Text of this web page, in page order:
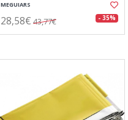
MEGUIARS
28,58€ 43,77€ - 35%